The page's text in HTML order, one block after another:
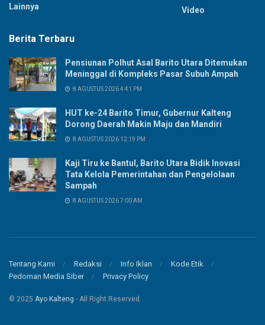
Lainnya
Video
Berita Terbaru
Pensiunan Polhut Asal Barito Utara Ditemukan
Meninggal di Kompleks Pasar Subuh Ampah
8 AGUSTUS 2026 4:41 PM
HUT ke-24 Barito Timur, Gubernur Kalteng
Dorong Daerah Makin Maju dan Mandiri
8 AGUSTUS 2026 12:19 PM
Kaji Tiru ke Bantul, Barito Utara Bidik Inovasi
Tata Kelola Pemerintahan dan Pengelolaan
Sampah
8 AGUSTUS 2026 7:00 AM
Tentang Kami Redaksi Info Iklan
Kode Etik
Pedoman Media Siber
Privacy Policy
© 2025 Ayo Kalteng - All Right Reserved.